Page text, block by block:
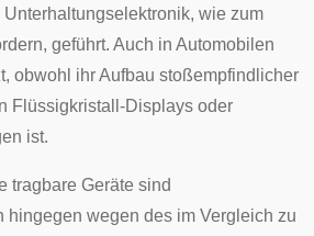
wie zum
, geführt. Auch in Automobilen
obwohl ihr Aufbau stoßempfindlicher
Flüssigkristall-Displays oder
ist.
tragbare Geräte sind
hingegen wegen des im Vergleich zu